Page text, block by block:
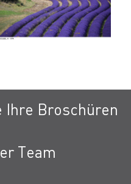
Ihre Broschüren
Team